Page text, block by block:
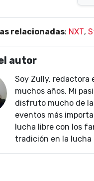
relacionadas: NXT,
autor
Soy Zully, redactora
muchos años. Mi
disfruto mucho de
eventos más
lucha libre con los
tradición en la lucha